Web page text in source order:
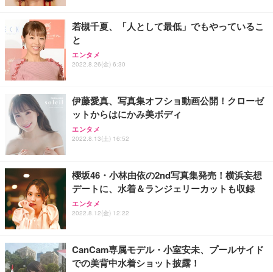
務用 おしゃれ パソコンチェア (ホワイト)
ANDWINT オフィスチェア デスクチェア 肘なし メ
ッシュ 通気性 ランバーサポート付き 腰サポート ガ
ス圧無段階昇降 360度回転 キャスター付き コンパク
【MiniLED/24.5inch/280Hz/FHD】GRAPHT THE S
HOOTER Gaming Monitor 24” Essential ゲーミン
グモニター QD 24.5インチ 1ms FHD 量子ドット 残
アイリスオーヤマ ペットシーツ 超厚型 お徳用 レギ
ュラー 200枚入【Amazon.co.jp限定】
若槻千夏、「人として最低」でもやっているこ
と
エンタメ
2022.8.26(金) 6:30
伊藤愛真、写真集オフショ動画公開！クローゼ
ットからはにかみ美ボディ
エンタメ
2022.8.13(土) 16:52
櫻坂46・小林由依の2nd写真集発売！横浜妄想
デートに、水着＆ランジェリーカットも収録
エンタメ
2022.8.12(金) 12:22
CanCam専属モデル・小室安未、プールサイド
での美背中水着ショット披露！